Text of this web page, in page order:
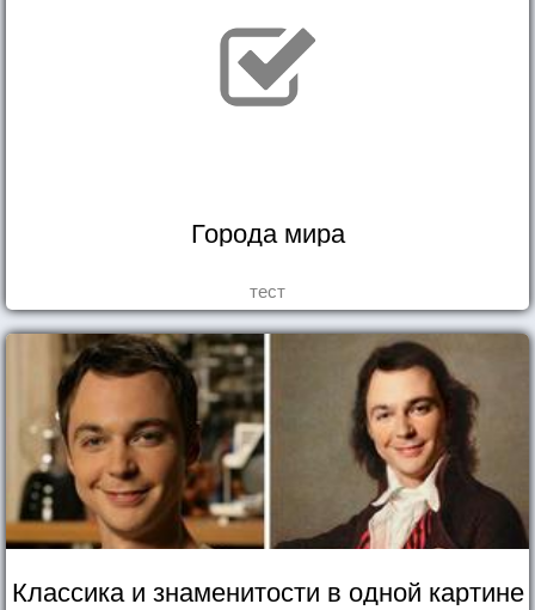
Города мира
тест
Классика и знаменитости в одной картине